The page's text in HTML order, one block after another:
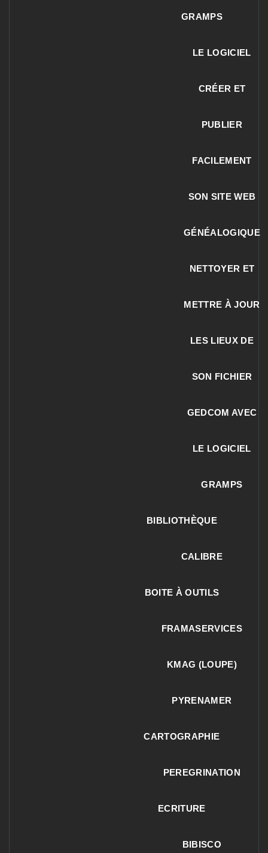
GRAMPS
LE LOGICIEL
CRÉER ET
PUBLIER
FACILEMENT
SON SITE WEB
GÉNÉALOGIQUE
NETTOYER ET
METTRE À JOUR
LES LIEUX DE
SON FICHIER
GEDCOM AVEC
LE LOGICIEL
GRAMPS
BIBLIOTHÈQUE
CALIBRE
BOITE À OUTILS
FRAMASERVICES
KMAG (LOUPE)
PYRENAMER
CARTOGRAPHIE
PEREGRINATION
ECRITURE
BIBISCO